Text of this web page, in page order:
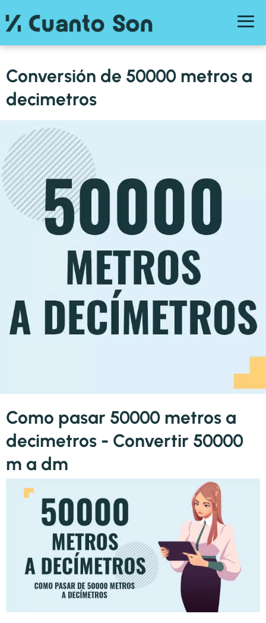
Conversión de 50000 metros a
decimetros
Como pasar 50000 metros a
decimetros - Convertir 50000
m a dm